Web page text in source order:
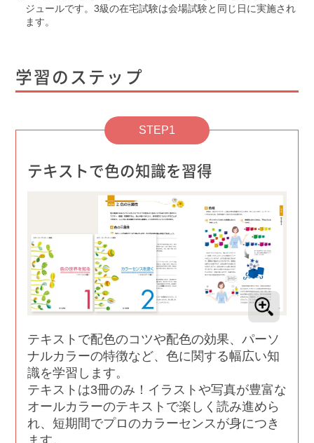
ジュールです。3級の在宅試験は会場試験と同じ日に実施され
ます。
学習のステップ
STEP1
テキストで色の知識を習得
テキストで配色のコツや配色の効果、パーソ
ナルカラーの特徴など、色に関する幅広い知
識を学習します。
テキストは3冊のみ！イラストや写真が豊富な
オールカラーのテキストで楽しく読み進めら
れ、短期間でプロのカラーセンスが身につき
ます。